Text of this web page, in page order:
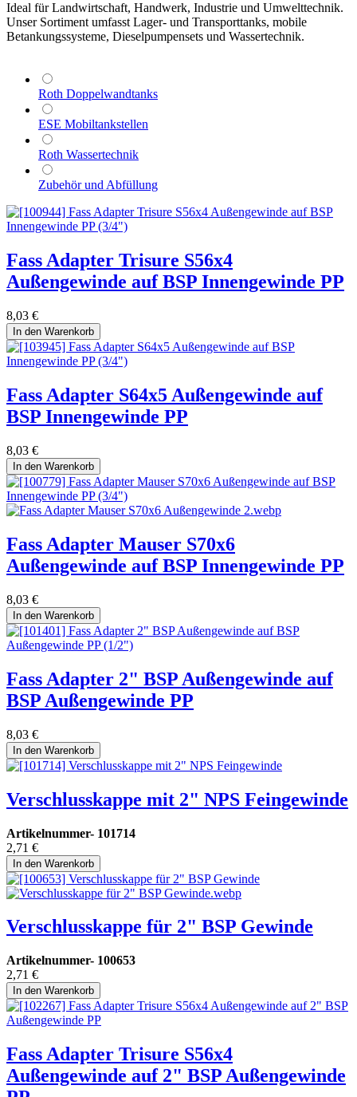
Ideal für Landwirtschaft, Handwerk, Industrie und Umwelttechnik.
Unser Sortiment umfasst Lager- und Transporttanks, mobile
Betankungssysteme, Dieselpumpensets und Wassertechnik.
Roth Doppelwandtanks
ESE Mobiltankstellen
Roth Wassertechnik
Zubehör und Abfüllung
Fass Adapter Trisure S56x4
Außengewinde auf BSP Innengewinde PP
8,03 €
In den Warenkorb
Fass Adapter S64x5 Außengewinde auf
BSP Innengewinde PP
8,03 €
In den Warenkorb
Fass Adapter Mauser S70x6
Außengewinde auf BSP Innengewinde PP
8,03 €
In den Warenkorb
Fass Adapter 2" BSP Außengewinde auf
BSP Außengewinde PP
8,03 €
In den Warenkorb
Verschlusskappe mit 2" NPS Feingewinde
Artikelnummer- 101714
2,71 €
In den Warenkorb
Verschlusskappe für 2" BSP Gewinde
Artikelnummer- 100653
2,71 €
In den Warenkorb
Fass Adapter Trisure S56x4
Außengewinde auf 2" BSP Außengewinde